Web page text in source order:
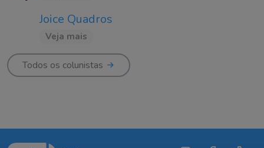
Joice Quadros
Veja mais
Todos os colunistas